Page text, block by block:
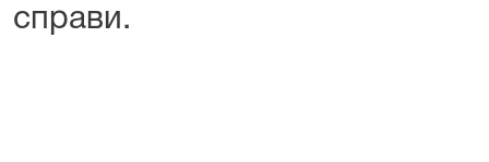
справи.